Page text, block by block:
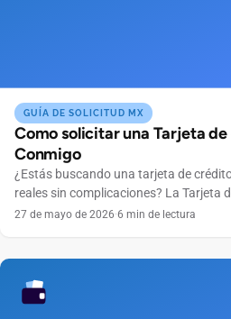
GUÍA DE SOLICITUD MX
Como solicitar una Tarjeta
Conmigo
¿Estás buscando una tarjeta de
reales sin complicaciones? La Tarjeta
se ha convertido en una excelente
27 de mayo de 2026·6 min de lectura